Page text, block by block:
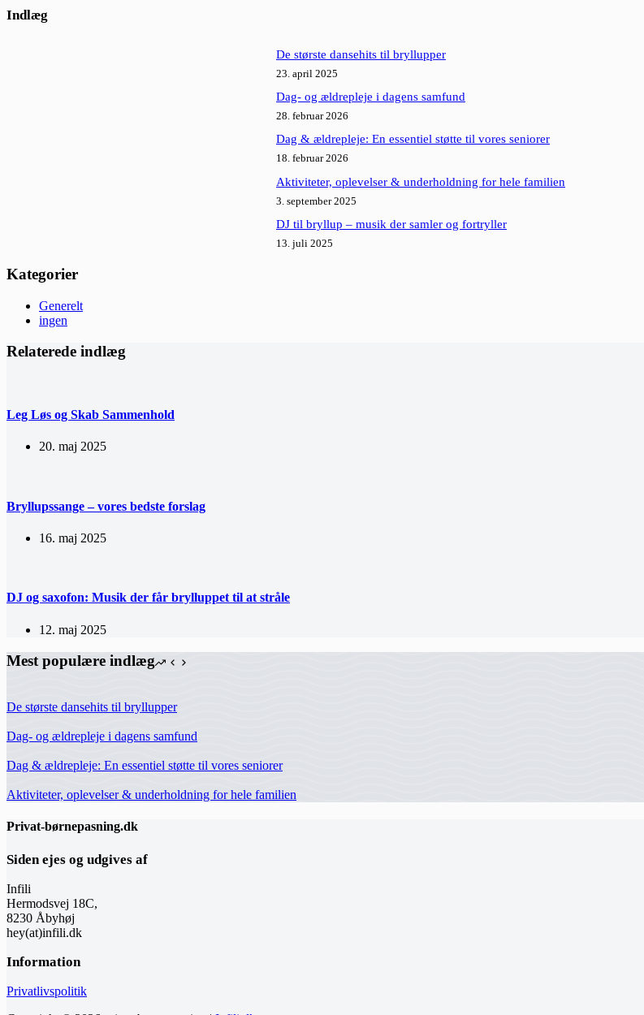
resultater
Indlæg
De største dansehits til bryllupper
23. april 2025
Dag- og ældrepleje i dagens samfund
28. februar 2026
Dag & ældrepleje: En essentiel støtte til vores seniorer
18. februar 2026
Aktiviteter, oplevelser & underholdning for hele familien
3. september 2025
DJ til bryllup – musik der samler og fortryller
13. juli 2025
Kategorier
Generelt
ingen
Relaterede indlæg
Leg Løs og Skab Sammenhold
20. maj 2025
Bryllupssange – vores bedste forslag
16. maj 2025
DJ og saxofon: Musik der får brylluppet til at stråle
12. maj 2025
Mest populære indlæg
De største dansehits til bryllupper
Dag- og ældrepleje i dagens samfund
Dag & ældrepleje: En essentiel støtte til vores seniorer
Aktiviteter, oplevelser & underholdning for hele familien
Privat-børnepasning.dk
Siden ejes og udgives af
Infili
Hermodsvej 18C,
8230 Åbyhøj
hey(at)infili.dk
Information
Privatlivspolitik